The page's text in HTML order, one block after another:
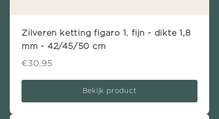
Zilveren ketting figaro 1. fijn - dikte 1,8
mm - 42/45/50 cm
€30,95
Bekijk product